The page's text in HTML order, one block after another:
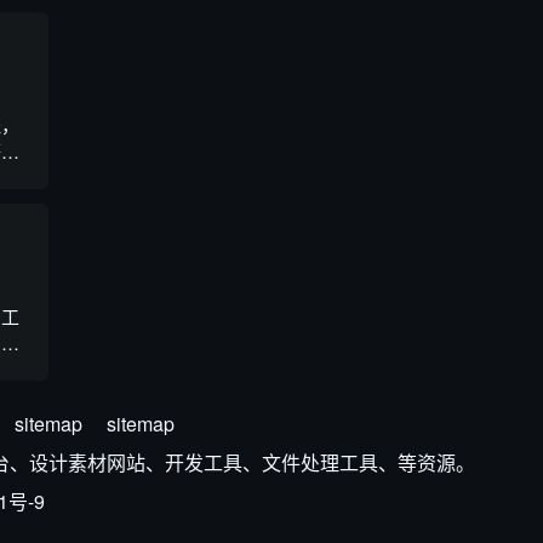
sitemap
sitemap
设计素材网站、开发工具、文件处理工具、等资源。
号-9